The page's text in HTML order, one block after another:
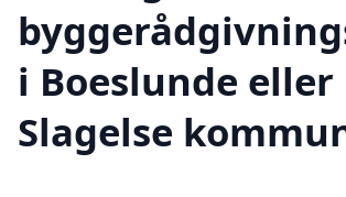
i Boeslunde eller
Slagelse